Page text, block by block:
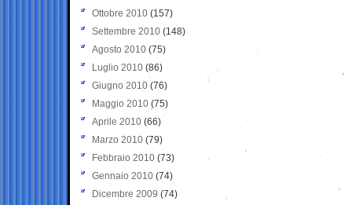
Ottobre 2010 (157)
Settembre 2010 (148)
Agosto 2010 (75)
Luglio 2010 (86)
Giugno 2010 (76)
Maggio 2010 (75)
Aprile 2010 (66)
Marzo 2010 (79)
Febbraio 2010 (73)
Gennaio 2010 (74)
Dicembre 2009 (74)